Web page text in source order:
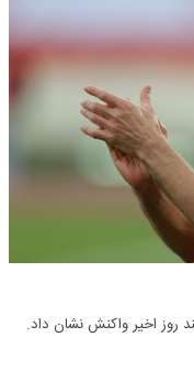
روز اخیر واکنش نشان داد.